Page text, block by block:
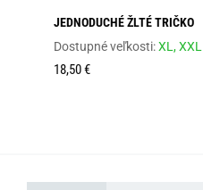
JEDNODUCHÉ ŽLTÉ TRIČKO
Dostupné veľkosti:XL,XXL
18,50 €